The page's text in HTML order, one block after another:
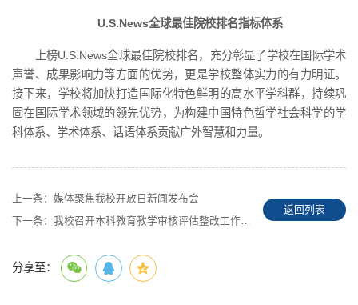
U.S.News全球最佳院校排名指标体系
上榜U.S.News全球最佳院校排名，充分彰显了学校在国际学术
声誉、成果影响力等方面的优势，更是学校整体实力的有力明证。
接下来，学校将加快打造国际化特色鲜明的高水平学科群，持续巩
固在国际学术领域的领先优势，为构建中国特色哲学社会科学的学
科体系、学术体系、话语体系贡献广外智慧和力量。
上一条： 媒体聚焦我校开放日新闻发布会
下一条： 我校召开本科教育教学审核评估整改工作专题会议
返回列表
分享至：